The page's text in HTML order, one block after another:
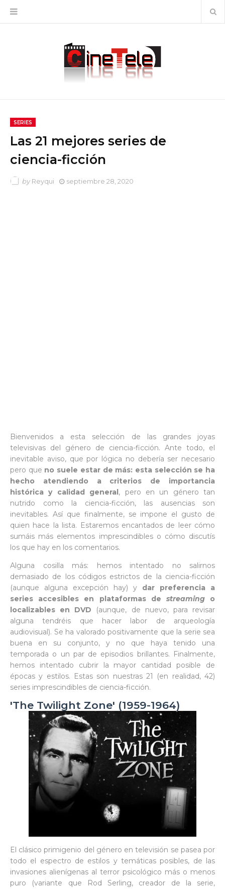
SERIES
Las 21 mejores series de
ciencia-ficción
by Reyqui septiembre 28, 2020
Bienvenidos a esta selección de las grandes joyas
televisivas del género de ciencia-ficción. Ante todo, el
inevitable aviso, que por lógica no debería ser necesario
pero que no suele estar de más: esta selección se ha
hecho atendiendo a criterios de importancia
histórica y calidad general, pero en un género tan
nutrido como la ciencia-ficción, las ausencias son
inevitables. Así que finalmente, se impone el gusto de
quien hace la lista. Estaremos encantados de leer cómo
sumáis más elementos imprescindibles o cómo discutís
los que hay en los comentarios.
Alguna cosilla más: hemos intentado no salirnos
demasiado de los códigos estrictos de la ciencia-ficción
(aunque alguna excepción hay) y dar preferencia a
series accesibles en plataformas de streamingo
localizables en DVD (aunque, de nuevo, para revisar
alguna tendréis que hacer labor de arqueología
audiovisual). Se ha valorado positivamente que la serie sea
buena en su conjunto, y no que haya tenido una
temporada o un par de episodios brillantes. Finalmente,
hemos intentado cubrir la mayor cantidad posible de
épocas y estilos. Estas son nuestras 21 (en realidad, 42)
series imprescindibles de ciencia-ficción.
'The Twilight Zone' (1959-1964)
El clásico primigenio del género en televisión se pasea por
todo el espectro de estilos y temáticas posibles, de las
invasiones alienígenas al terror psicológico más o menos
puro (variante que Rod Serling, creador de la serie,